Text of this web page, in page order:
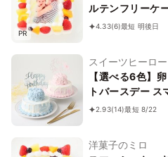
PR
ルテンフリーケ
12cm×12cm ベ
4.33(6)最短 明後日
スイーツヒーロー
【選べる6色】
トバースデー
2.93(14)最短 8/22
洋菓子のミロ